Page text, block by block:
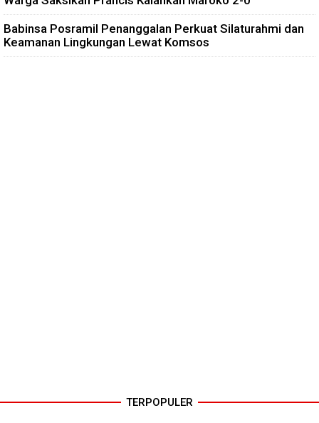
Babinsa Posramil Penanggalan Perkuat Silaturahmi dan
Keamanan Lingkungan Lewat Komsos
TERPOPULER